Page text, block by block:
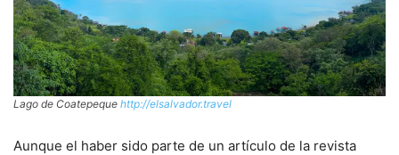
Lago de Coatepeque http://elsalvador.travel
Aunque el haber sido parte de un artículo de la revista